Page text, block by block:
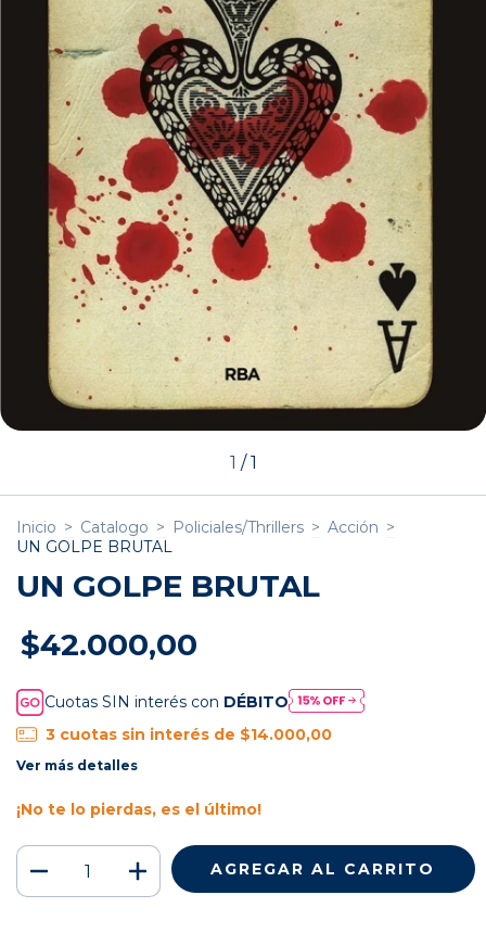
1 /1
Inicio > Catalogo > Policiales/Thrillers > Acción >
UN GOLPE BRUTAL
UN GOLPE BRUTAL
$42.000,00
Cuotas SIN interés con DÉBITO
3 cuotas sin interés de $14.000,00
Ver más detalles
¡No te lo pierdas, es el último!